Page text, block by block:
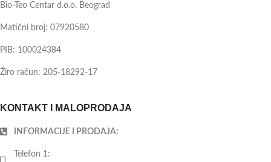
Bio-Teo Centar d.o.o. Beograd
Matični broj: 07920580
PIB: 100024384
Žiro račun: 205-18292-17
KONTAKT I MALOPRODAJA
INFORMACIJE I PRODAJA:
Telefon 1: